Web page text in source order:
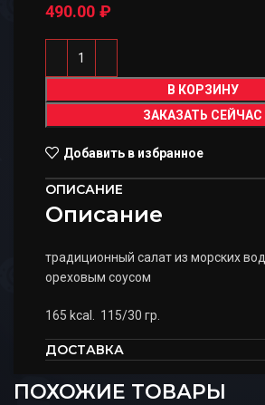
490.00 ₽
В КОРЗИНУ
ЗАКАЗАТЬ СЕЙЧАС
Добавить в избранное
ОПИСАНИЕ
Описание
традиционный салат из морских
ореховым соусом
165 kcal. 115/30 гр.
ДОСТАВКА
ПОХОЖИЕ ТОВАРЫ